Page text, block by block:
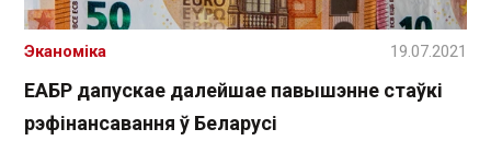
ЕАБР дапускае далейшае павышэнне стаўкі
рэфінансавання ў Беларусі
Эканоміка 19.07.2021